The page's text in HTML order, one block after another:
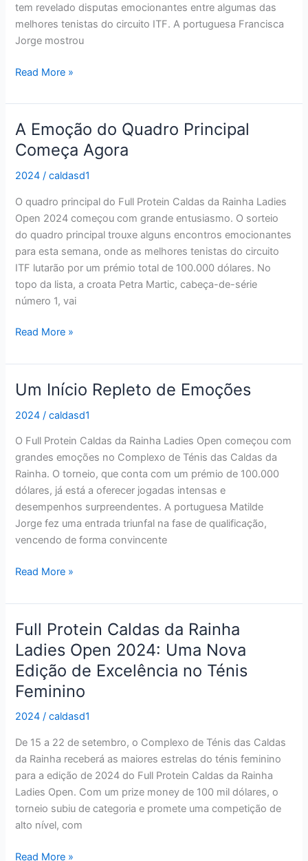
tem revelado disputas emocionantes entre algumas das
melhores tenistas do circuito ITF. A portuguesa Francisca
Jorge mostrou
Read More »
A Emoção do Quadro Principal
Começa Agora
2024 /caldasd1
O quadro principal do Full Protein Caldas da Rainha Ladies
Open 2024 começou com grande entusiasmo. O sorteio
do quadro principal trouxe alguns encontros emocionantes
para esta semana, onde as melhores tenistas do circuito
ITF lutarão por um prémio total de 100.000 dólares. No
topo da lista, a croata Petra Martic, cabeça-de-série
número 1, vai
A
Emoção
do
Quadro
Começa
Agora
Read More »
Um Início Repleto de Emoções
2024 /caldasd1
O Full Protein Caldas da Rainha Ladies Open começou com
grandes emoções no Complexo de Ténis das Caldas da
Rainha. O torneio, que conta com um prémio de 100.000
dólares, já está a oferecer jogadas intensas e
desempenhos surpreendentes. A portuguesa Matilde
Jorge fez uma entrada triunfal na fase de qualificação,
vencendo de forma convincente
Um
Repleto
de
Emoções
Read More »
Full Protein Caldas da Rainha
Ladies Open 2024: Uma Nova
Edição de Excelência no Ténis
Feminino
2024 /caldasd1
De 15 a 22 de setembro, o Complexo de Ténis das Caldas
da Rainha receberá as maiores estrelas do ténis feminino
para a edição de 2024 do Full Protein Caldas da Rainha
Ladies Open. Com um prize money de 100 mil dólares, o
torneio subiu de categoria e promete uma competição de
alto nível, com
Full
Protein
Caldas
da
Rainha
2024:
Uma
Nova
Edição
de
Excelência
Ténis
Read More »